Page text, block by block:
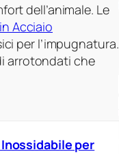
dell’animale. Le
Acciaio
per l’impugnatura.
arrotondati che
per